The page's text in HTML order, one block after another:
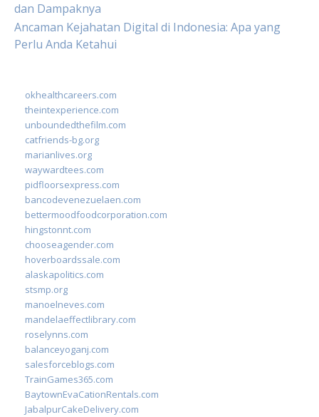
dan Dampaknya
Ancaman Kejahatan Digital di Indonesia: Apa yang
Perlu Anda Ketahui
okhealthcareers.com
theintexperience.com
unboundedthefilm.com
catfriends-bg.org
marianlives.org
waywardtees.com
pidfloorsexpress.com
bancodevenezuelaen.com
bettermoodfoodcorporation.com
hingstonnt.com
chooseagender.com
hoverboardssale.com
alaskapolitics.com
stsmp.org
manoelneves.com
mandelaeffectlibrary.com
roselynns.com
balanceyoganj.com
salesforceblogs.com
TrainGames365.com
BaytownEvaCationRentals.com
JabalpurCakeDelivery.com